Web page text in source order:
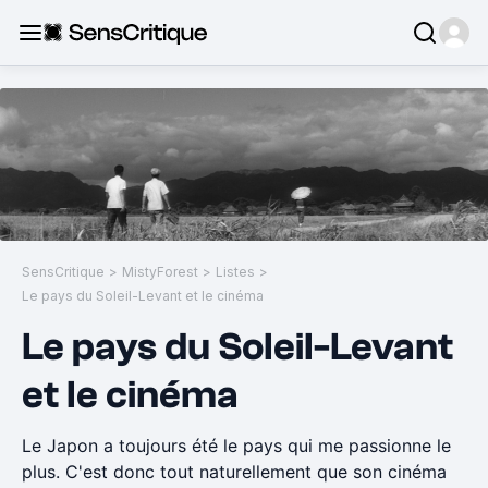
SensCritique > MistyForest > Listes >
Le pays du Soleil-Levant et le cinéma
Le pays du Soleil-Levant
et le cinéma
Le Japon a toujours été le pays qui me passionne le
plus. C'est donc tout naturellement que son cinéma